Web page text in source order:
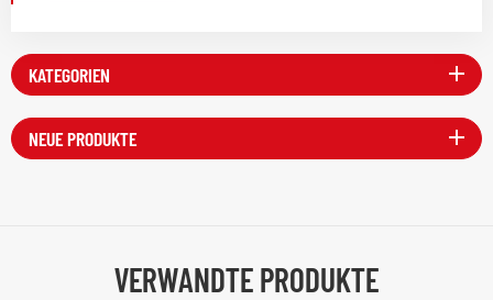
KATEGORIEN
NEUE PRODUKTE
VERWANDTE PRODUKTE